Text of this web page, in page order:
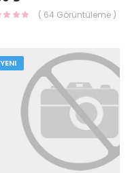
( 64 Görüntüleme )
YENI